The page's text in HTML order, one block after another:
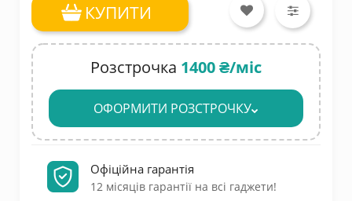
КУПИТИ
Розстрочка 1400 ₴/міс
ОФОРМИТИ РОЗСТРОЧКУ
Офіційна гарантія
12 місяців гарантії на всі гаджети!